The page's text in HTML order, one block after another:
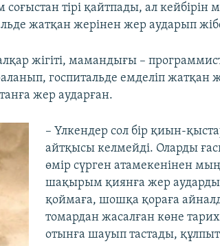
соғыстан тірі қайтпады, ал кейбірін
жатқан жерінен жер аударып
жігіті, мамандығы –
госпитальде емделіп жатқан
жер аударған.
– Үлкендер сол бір қиын-
айтқысы келмейді. Оларды
өмір сүрген атамекенінен
шақырым қиянға жер
қоймаға, шошқа қораға
томардан жасалған көне
отынға шауып тастады,